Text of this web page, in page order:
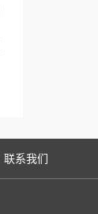
联系我们